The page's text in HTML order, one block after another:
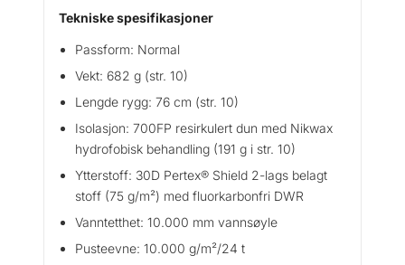
Tekniske spesifikasjoner
Passform: Normal
Vekt: 682 g (str. 10)
Lengde rygg: 76 cm (str. 10)
Isolasjon: 700FP resirkulert dun med Nikwax
hydrofobisk behandling (191 g i str. 10)
Ytterstoff: 30D Pertex® Shield 2-lags belagt
stoff (75 g/m²) med fluorkarbonfri DWR
Vanntetthet: 10.000 mm vannsøyle
Pusteevne: 10.000 g/m²/24 t